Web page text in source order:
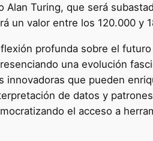
Turing, que será
un valor entre los 120.000 y
profunda sobre el
una evolución
que pueden
de datos y
el acceso a